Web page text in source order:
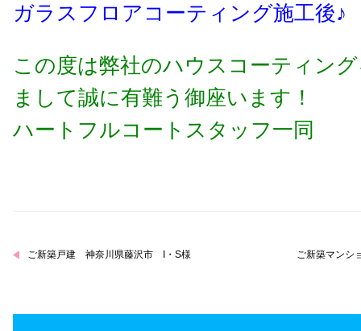
ガラスフロアコーティング施工後♪
この度は弊社のハウスコーティン
まして誠に有難う御座います！
ハートフルコートスタッフ一同
ご新築戸建 神奈川県藤沢市 I・S様 ご新築マン